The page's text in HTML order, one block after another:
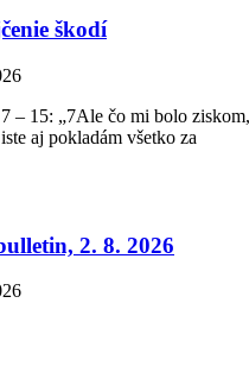
škodí
– 15: „7Ale čo mi bolo
aj pokladám všetko za
2. 8. 2026